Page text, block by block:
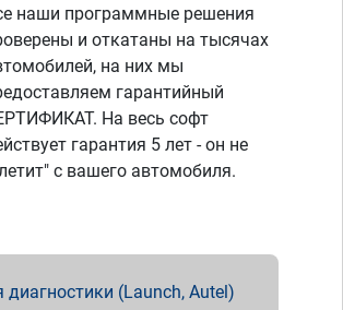
наши программные решения
и откатаны на тысячах
на них мы
гарантийный
На весь софт
гарантия 5 лет - он не
с вашего автомобиля.
(Launch, Autel)